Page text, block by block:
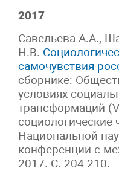
2017
Савельева А.А.,
Н.В.
самочувствия
сборнике:
условиях
трансформаций
социологические
Национальной
конференции с
2017. С. 204-210.